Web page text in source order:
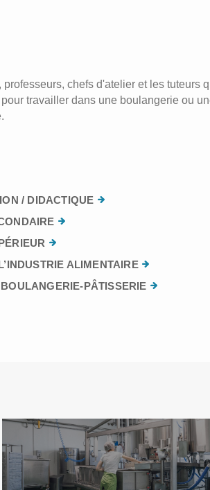
chefs d'atelier et les tuteurs
travailler dans une boulangerie ou
/ DIDACTIQUE
ALIMENTAIRE
PÂTISSERIE